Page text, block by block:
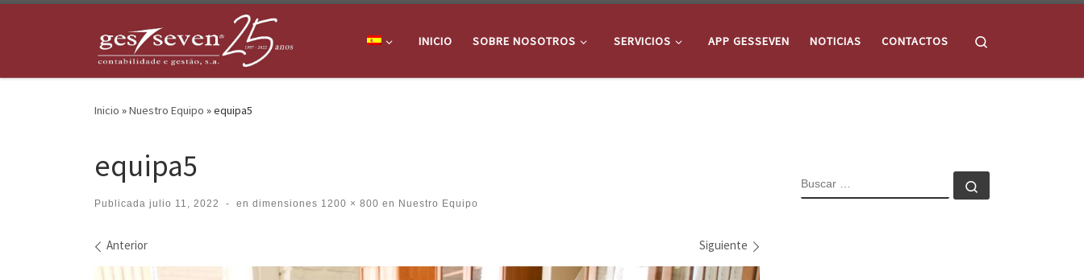
INICIO SOBRE NOSOTROS SERVICIOS APP GESSEVEN NOTICIAS CONTACTOS
Inicio »Nuestro Equipo »equipa5
equipa5
Publicada julio 11, 2022 - en dimensiones 1200 × 800 en Nuestro Equipo
Navegación de imágenes
Anterior Siguiente
BUSCAR